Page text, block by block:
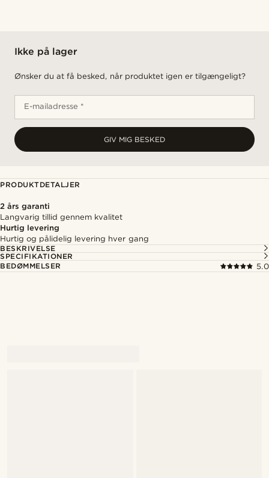
Ikke på lager
Ønsker du at få besked, når produktet igen er tilgængeligt?
E-mailadresse *
GIV MIG BESKED
PRODUKTDETALJER
2 års garanti
Langvarig tillid gennem kvalitet
Hurtig levering
Hurtig og pålidelig levering hver gang
BESKRIVELSE
SPECIFIKATIONER
BEDØMMELSER
5.0